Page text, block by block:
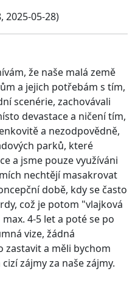
2025-05-28)
že naše malá země
a jejich potřebám s tím,
scenérie, zachovávali
devastace a ničení tím,
a nezodpovědně,
parků, které
a jsme pouze využíváni
nechtějí masakrovat
době, kdy se často
což je potom "vlajková
4-5 let a poté se po
vize, žádná
zastavit a měli bychom
zájmy za naše zájmy.